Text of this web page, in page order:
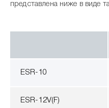
представлена ниже в виде
ESR-10
ESR-12V(F)